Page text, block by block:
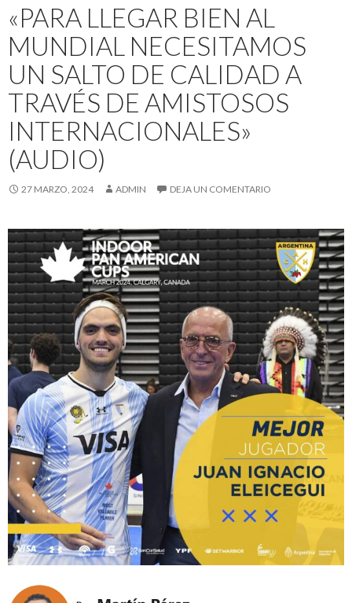
«PARA LLEGAR BIEN AL
MUNDIAL NECESITAMOS
UN SALTO DE CALIDAD A
TRAVÉS DE AMISTOSOS
INTERNACIONALES»
(AUDIO)
27 MARZO, 2024 ADMIN DEJA UN COMENTARIO